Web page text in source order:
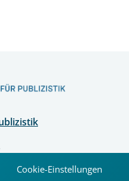
Cookie-Einstellungen